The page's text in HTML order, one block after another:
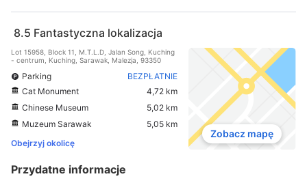
8.5 Fantastyczna lokalizacja
Lot 15958, Block 11, M.T.L.D, Jalan Song, Kuching
- centrum, Kuching, Sarawak, Malezja, 93350
Parking
BEZPŁATNIE
Cat Monument
4,72 km
Chinese Museum
5,02 km
Muzeum Sarawak
5,05 km
Obejrzyj okolicę
Zobacz mapę
Przydatne informacje